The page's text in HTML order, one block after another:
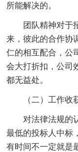
所能解决的。
团队精神对于招
来，彼此的合作协
仁的相互配合，公
会大打折扣，公司
都无益处。
（二）工作收
对法律法规的认
最低的投标人中标
有时间不一定就是